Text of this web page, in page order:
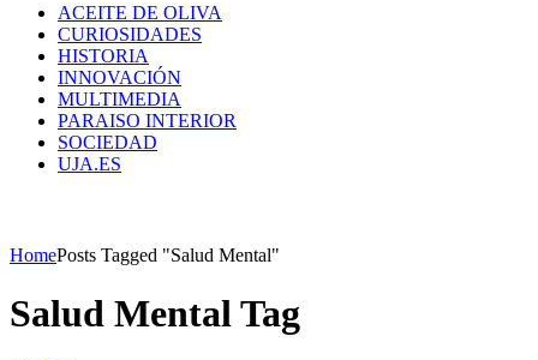
ACEITE DE OLIVA
CURIOSIDADES
HISTORIA
INNOVACIÓN
MULTIMEDIA
PARAISO INTERIOR
SOCIEDAD
UJA.ES
HomePosts Tagged "Salud Mental"
Salud Mental Tag